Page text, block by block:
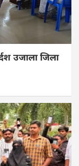
उजाला जिला